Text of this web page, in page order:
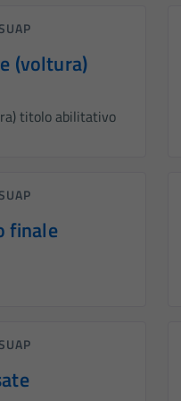
(voltura)
titolo abilitativo
finale